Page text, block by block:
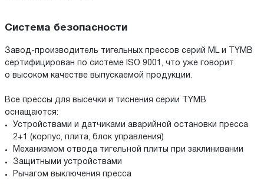
Система безопасности
Завод-производитель тигельных прессов серий ML и TYMB
сертифицирован по системе ISO 9001, что уже говорит
о высоком качестве выпускаемой продукции.
Все прессы для высечки и тиснения серии TYMB
оснащаются:
Устройствами и датчиками аварийной остановки пресса
2+1 (корпус, плита, блок управления)
Механизмом отвода тигельной плиты при заклинивании
Защитными устройствами
Рычагом выключения пресса